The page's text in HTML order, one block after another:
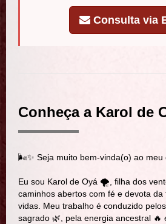
Consulta via
Conheça a Karol de
🌬️✨ Seja muito bem-vinda(o) ao
Eu sou Karol de Oyá 🌪️, filha dos
caminhos abertos com fé e devota
vidas. Meu trabalho é conduzido
sagrado 🌿, pela energia ancestral 🔥